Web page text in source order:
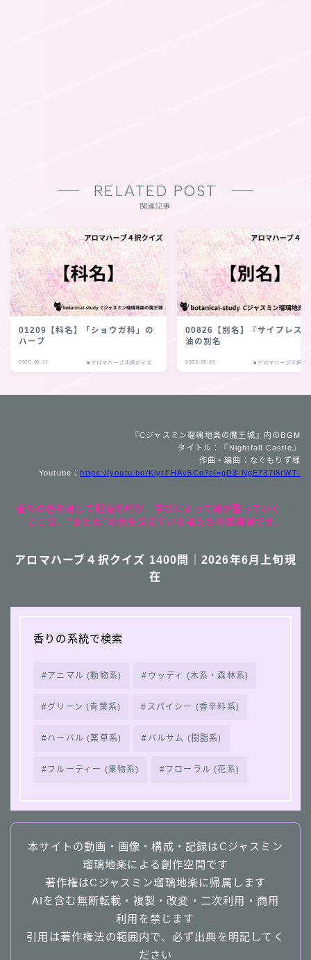
RELATED POST
関連記事
01209【科名】「ショウガ科」の
ハーブ
2025.06.11 ■アロマハーブ４択クイズ
00826【別名】『サイプレス
油の別名
2023.09.09 ■アロマハーブ４択ク
『Cジャスミン瑠璃地楽の魔王城』内のBGM
タイトル：『Nightfall Castle』
作曲・編曲：なぐもりず様
Youtube： https://youtu.be/KlyrFHAv5Co?si=gD3-NgE737i8rWT-
香りの色を通して記憶を呼び、学びによって魂が整っていく──
ここは、“またね”の光を覚えている者たちの魔導城です。
アロマハーブ４択クイズ 1400問｜2026年6月上旬現
在
香りの系統で検索
アニマル (動物系) ウッディ (木系・森林系)
グリーン (青葉系) スパイシー (香辛料系)
ハーバル (薬草系) バルサム (樹脂系)
フルーティー (果物系) フローラル (花系)
本サイトの動画・画像・構成・記録はCジャスミン
瑠璃地楽による創作空間です
著作権はCジャスミン瑠璃地楽に帰属します
AIを含む無断転載・複製・改変・二次利用・商用
利用を禁じます
引用は著作権法の範囲内で、必ず出典を明記してく
ださい